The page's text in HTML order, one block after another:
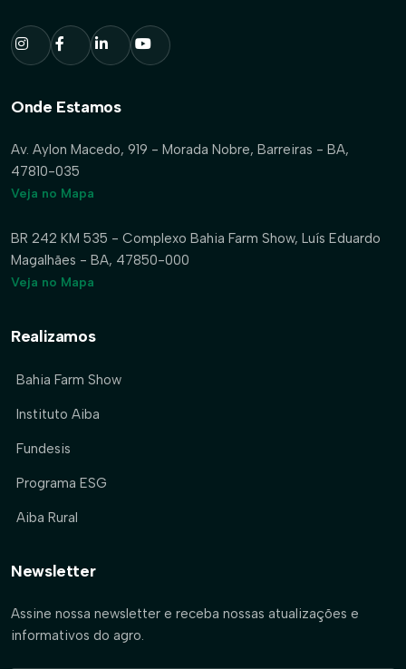
Onde Estamos
Av. Aylon Macedo, 919 - Morada Nobre, Barreiras - BA,
47810-035
Veja no Mapa
BR 242 KM 535 - Complexo Bahia Farm Show, Luís Eduardo
Magalhães - BA, 47850-000
Veja no Mapa
Realizamos
Bahia Farm Show
Instituto Aiba
Fundesis
Programa ESG
Aiba Rural
Newsletter
Assine nossa newsletter e receba nossas atualizações e
informativos do agro.